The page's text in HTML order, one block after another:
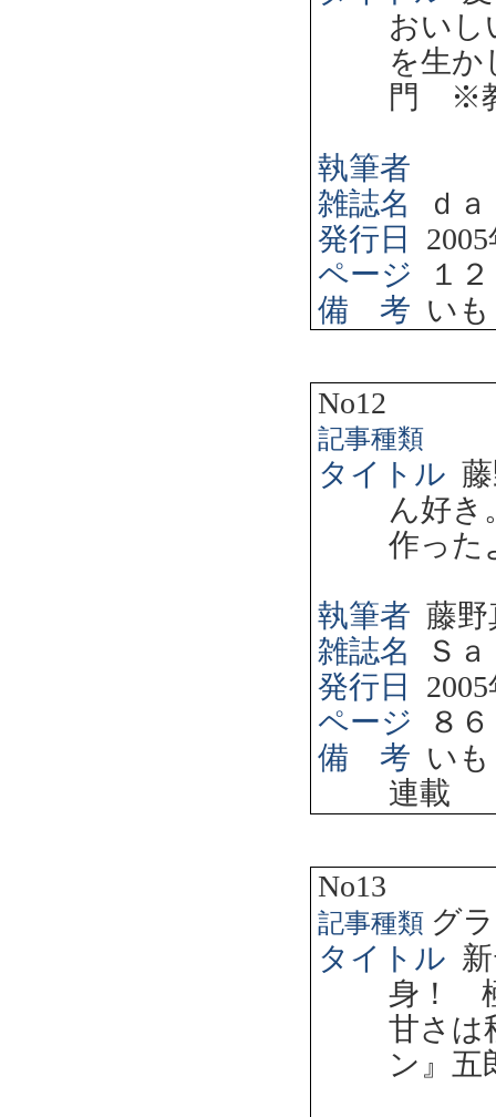
おい
を生か
門 ※
執筆者
雑誌名
ｄ
発行日
2005
ページ
１
備 考 い
No12
記事種類
タイトル
ん好
作った
執筆者 藤野
雑誌名
Ｓ
発行日
2005
ページ
８
備 考 い
連載
No13
記事種類 グ
タイトル
身！
甘さ
ン』五